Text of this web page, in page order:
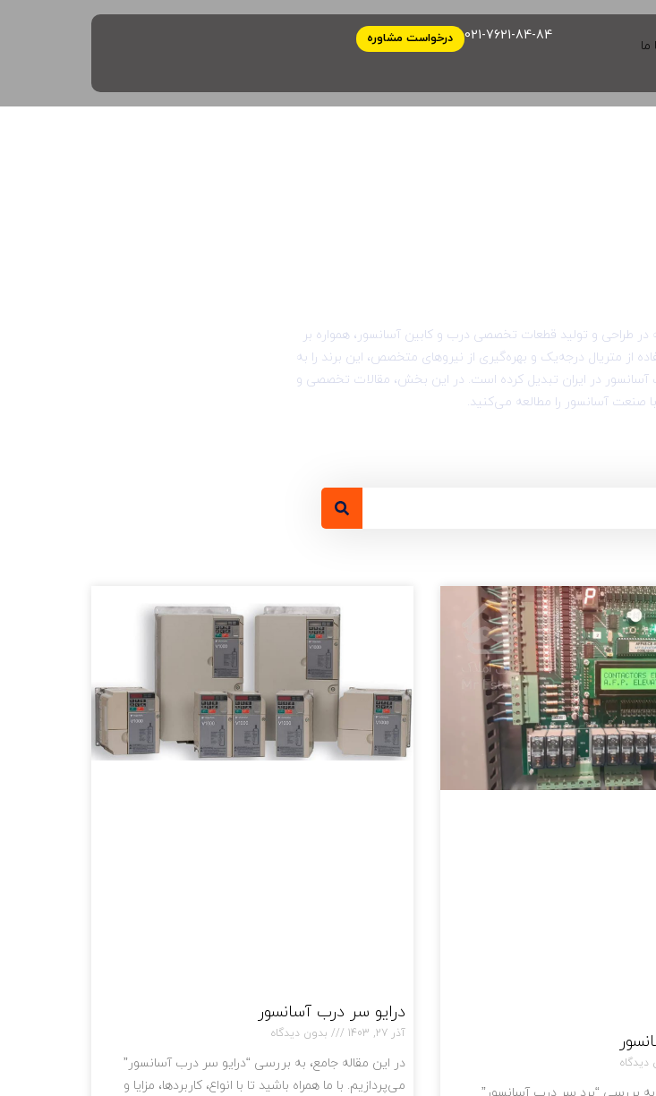
021-7621-84-84 درخواست مشاوره
طراحی و تولید قطعات تخصصی درب و کابین آسانسور، همواره بر
از متریال درجه‌یک و بهره‌گیری از نیروهای متخصص، این برند را به
آسانسور در ایران تبدیل کرده است. در این بخش، مقالات تخصصی و
صنعت آسانسور را مطالعه می‌کنید.
دیدگاه
درایو سر درب آسانسور
آذر 27, 1403 بدون دیدگاه
در این مقاله جامع، به بررسی “درایو سر درب آسانسور”
می‌پردازیم. با ما همراه باشید تا با انواع، کاربردها، مزایا و